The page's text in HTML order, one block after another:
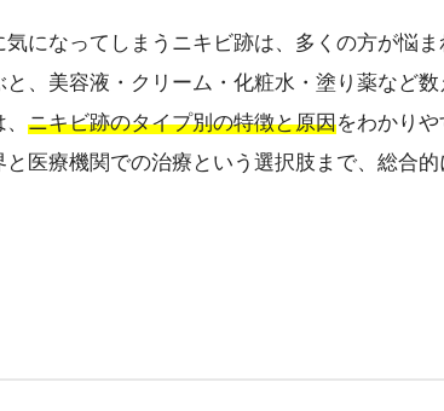
になってしまうニキビ跡は、多くの方が悩
、美容液・クリーム・化粧水・塗り薬など
ニキビ跡のタイプ別の特徴と原因をわかり
医療機関での治療という選択肢まで、総合